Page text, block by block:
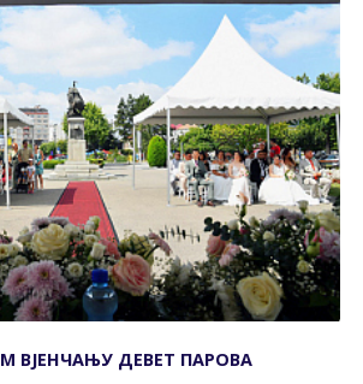
ВЈЕНЧАЊУ ДЕВЕТ ПАРОВА